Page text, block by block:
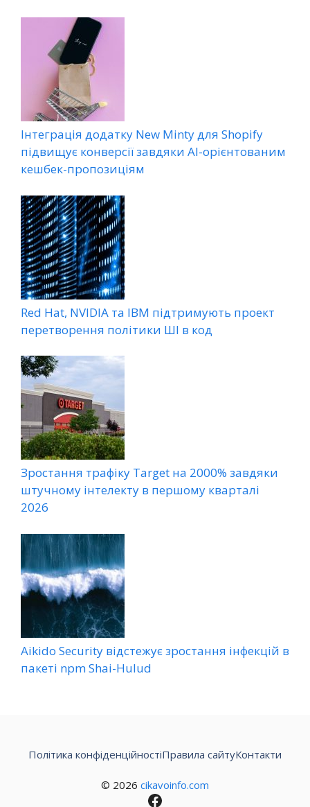
Інтеграція додатку New Minty для Shopify
підвищує конверсії завдяки AI-орієнтованим
кешбек-пропозиціям
Red Hat, NVIDIA та IBM підтримують проект
перетворення політики ШІ в код
Зростання трафіку Target на 2000% завдяки
штучному інтелекту в першому кварталі
2026
Aikido Security відстежує зростання інфекцій в
пакеті npm Shai-Hulud
© 2026 cikavoinfo.com
Політика конфіденційностіПравила сайтуКонтакти
Facebook